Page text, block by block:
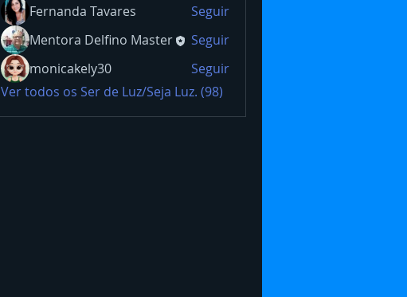
Fernanda Tavares
Seguir
Mentora Delfino Master
Seguir
monicakely30
Seguir
Ver todos os Ser de Luz/Seja Luz. (98)